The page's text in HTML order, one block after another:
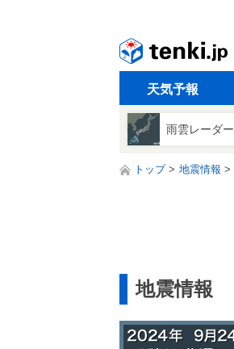
天気予報
雨雲レーダー
トップ 地震情報
地震情報